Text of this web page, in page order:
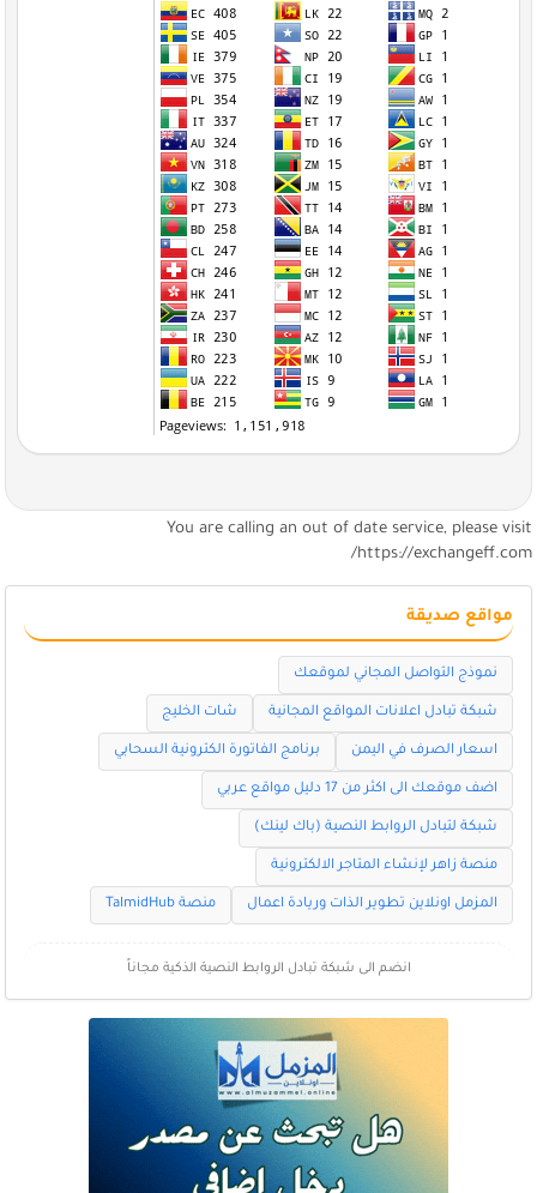
You are calling an out of date service, please visit
https://exchangeff.com/
مواقع صديقة
نموذج التواصل المجاني لموقعك
شبكة تبادل اعلانات المواقع المجانية شات الخليج
اسعار الصرف في اليمن برنامج الفاتورة الكترونية السحابي
اضف موقعك الى اكثر من 17 دليل مواقع عربي
شبكة لتبادل الروابط النصية (باك لينك)
منصة زاهر لإنشاء المتاجر الالكترونية
المزمل اونلاين تطوير الذات وريادة اعمال منصة TalmidHub
انضم الى شبكة تبادل الروابط النصية الذكية مجاناً